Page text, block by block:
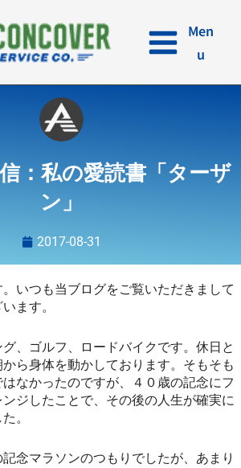
Men
u
：私の愛読書「ターザ
ン」
2017-08-31
いつも当ブログをご覧いただきまして
ます。
、ゴルフ、ロードバイクです。休日と
ら身体を動かしております。そもそも
なかったのですが、４０歳の記念にフ
ジしたことで、その後の人生が確実に
。
念マラソンのつもりでしたが、あまり